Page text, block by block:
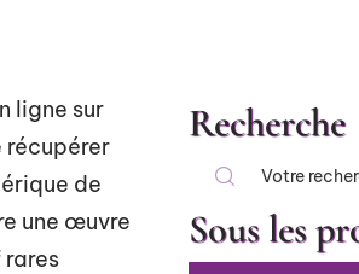
ligne sur
récupérer
de
une œuvre
rares
Recherche
Sous les